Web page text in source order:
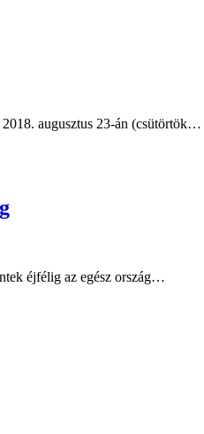
augusztus 23-án (csütörtök…
éjfélig az egész ország…